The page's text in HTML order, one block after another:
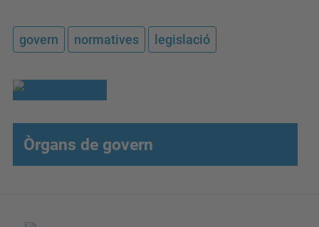
govern normatives legislació
Òrgans de govern